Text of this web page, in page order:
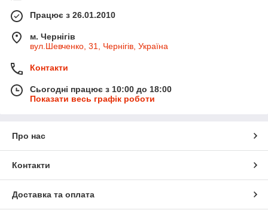
Працює з 26.01.2010
м. Чернігів
вул.Шевченко, 31, Чернігів, Україна
Контакти
Сьогодні працює з 10:00 до 18:00
Показати весь графік роботи
Про нас
Контакти
Доставка та оплата